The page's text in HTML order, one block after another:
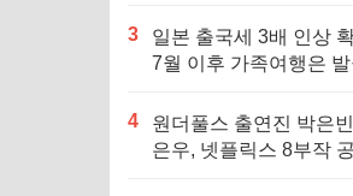
3
일본 출국세 3배 인상
7월 이후 가족여행은
4
원더풀스 출연진 박은
은우, 넷플릭스 8부작